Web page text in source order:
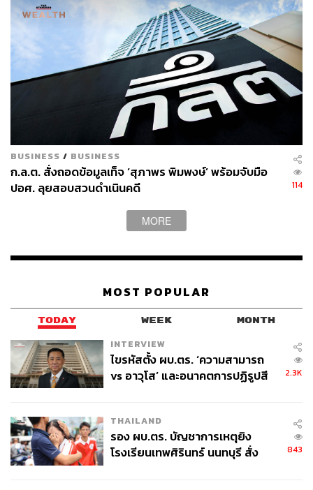
BUSINESS / BUSINESS
ก.ล.ต. สั่งถอดข้อมูลเท็จ ‘สุภาพร พิมพงษ์’ พร้อมจับมือ
ปอศ. ลุยสอบสวนดำเนินคดี
114
MORE
MOST POPULAR
TODAY WEEK MONTH
INTERVIEW
ไขรหัสตั้ง ผบ.ตร. ‘ความสามารถ
vs อาวุโส’ และอนาคตการปฏิรูปสี
2.3K
THAILAND
รอง ผบ.ตร. บัญชาการเหตุยิง
โรงเรียนเทพศิรินทร์ นนทบุรี สั่ง
843